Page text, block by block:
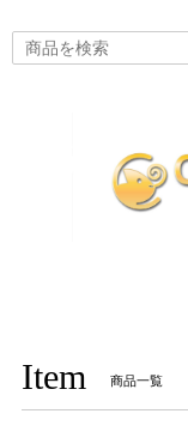
Item 商品一覧